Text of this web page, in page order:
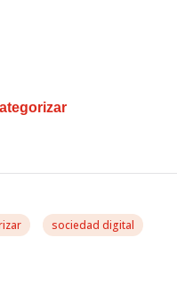
sociedad digital